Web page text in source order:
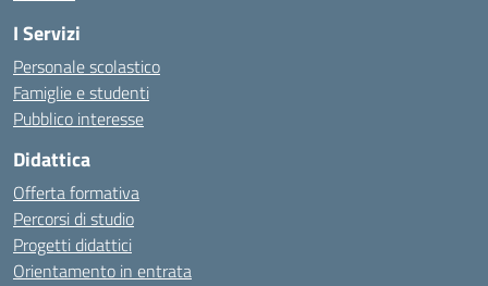
I Servizi
Personale scolastico
Famiglie e studenti
Pubblico interesse
Didattica
Offerta formativa
Percorsi di studio
Progetti didattici
Orientamento in entrata